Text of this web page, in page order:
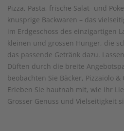
Pizza, Pasta, frische Salat- und
knusprige Backwaren – das
im Erdgeschoss des einzigartigen
kleinen und grossen Hunger, die
das passende Getränk dazu.
Düften durch die breite
beobachten Sie Bäcker, Pizzaiolo
Erleben Sie hautnah mit, wie Ihr
Grosser Genuss und Vielseitigkeit